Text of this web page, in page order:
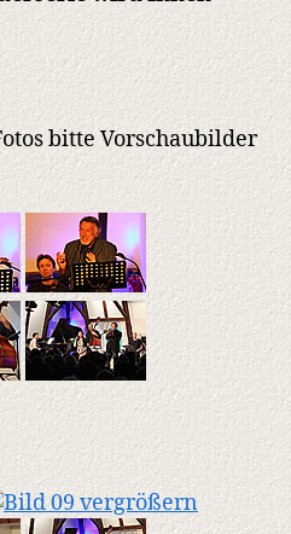
bitte Vorschaubilder